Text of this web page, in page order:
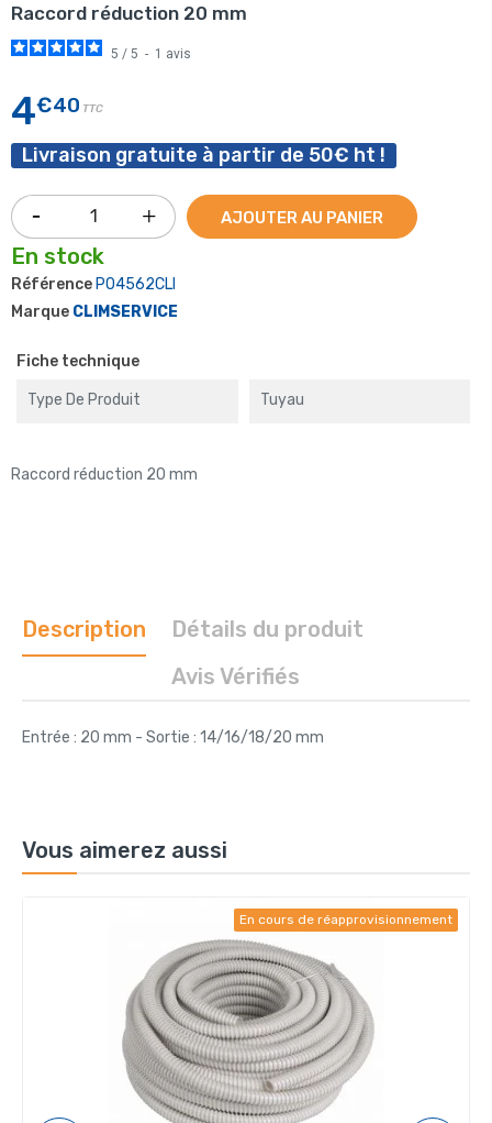
Raccord réduction 20 mm
5 / 5 - 1 avis
4€40 TTC
Livraison gratuite à partir de 50€ ht !
AJOUTER AU PANIER
En stock
Référence P04562CLI
Marque CLIMSERVICE
Fiche technique
Type De Produit Tuyau
Raccord réduction 20 mm
Description
Détails du produit
Avis Vérifiés
Entrée : 20 mm - Sortie : 14/16/18/20 mm
Vous aimerez aussi
En cours de réapprovisionnement